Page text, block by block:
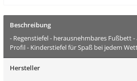
Beschreibung
- Regenstiefel - herausnehmbares Fußbett
Profil - Kinderstiefel für Spaß bei jedem
Hersteller